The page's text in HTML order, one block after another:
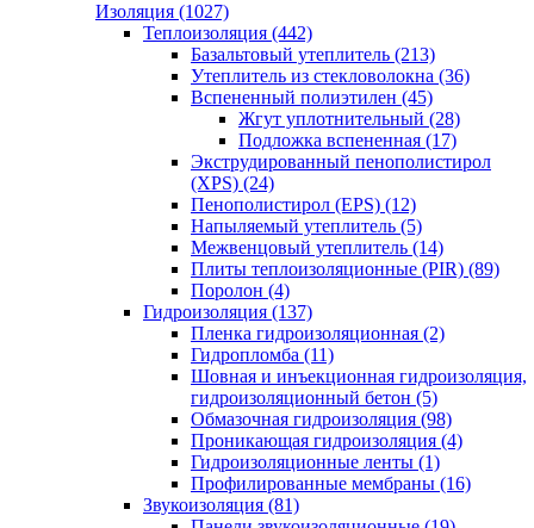
Изоляция (1027)
Теплоизоляция (442)
Базальтовый утеплитель (213)
Утеплитель из стекловолокна (36)
Вспененный полиэтилен (45)
Жгут уплотнительный (28)
Подложка вспененная (17)
Экструдированный пенополистирол
(XPS) (24)
Пенополистирол (EPS) (12)
Напыляемый утеплитель (5)
Межвенцовый утеплитель (14)
Плиты теплоизоляционные (PIR) (89)
Поролон (4)
Гидроизоляция (137)
Пленка гидроизоляционная (2)
Гидропломба (11)
Шовная и инъекционная гидроизоляция,
гидроизоляционный бетон (5)
Обмазочная гидроизоляция (98)
Проникающая гидроизоляция (4)
Гидроизоляционные ленты (1)
Профилированные мембраны (16)
Звукоизоляция (81)